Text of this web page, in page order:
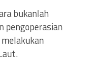
bukanlah
pengoperasian